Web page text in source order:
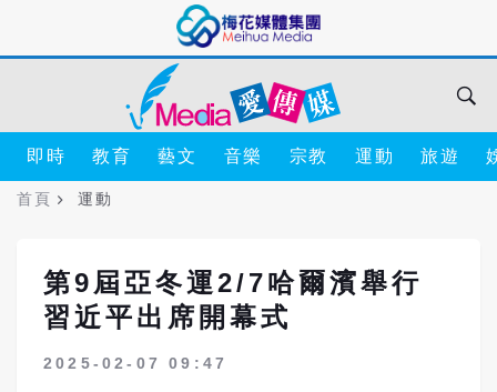
即時 教育 藝文 音樂 宗教 運動 旅遊
首頁 運動
第9屆亞冬運2/7哈爾濱舉行
習近平出席開幕式
2025-02-07 09:47